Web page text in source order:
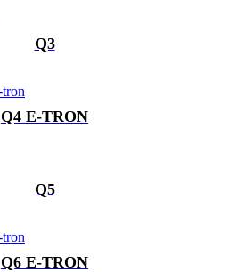
Q3
Q4 E-TRON
Q5
Q6 E-TRON